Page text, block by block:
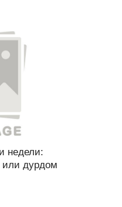
недели:
или дурдом